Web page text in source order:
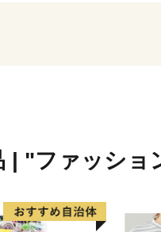
| "ファッショ